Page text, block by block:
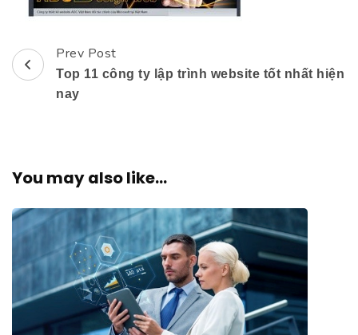
Post
Navigation
Prev Post
Top 11 công ty lập trình website tốt nhất hiện
nay
You may also like...